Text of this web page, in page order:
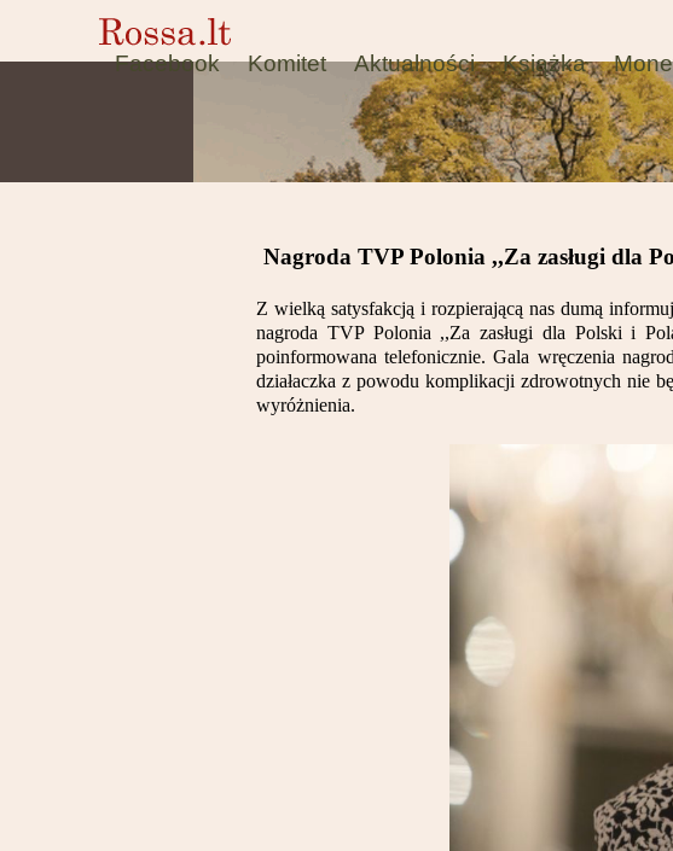
Facebook Komitet Aktualności Książka
Nagroda TVP Polonia ,,Za zasługi dla
Z wielką satysfakcją i rozpierającą nas dumą
nagroda TVP Polonia ,,Za zasługi dla Polski i
poinformowana telefonicznie. Gala wręczenia
działaczka z powodu komplikacji zdrowotnych nie
wyróżnienia.